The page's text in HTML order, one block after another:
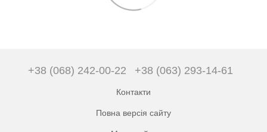
+38 (068) 242-00-22 +38 (063) 293-14-61
Контакти
Повна версія сайту